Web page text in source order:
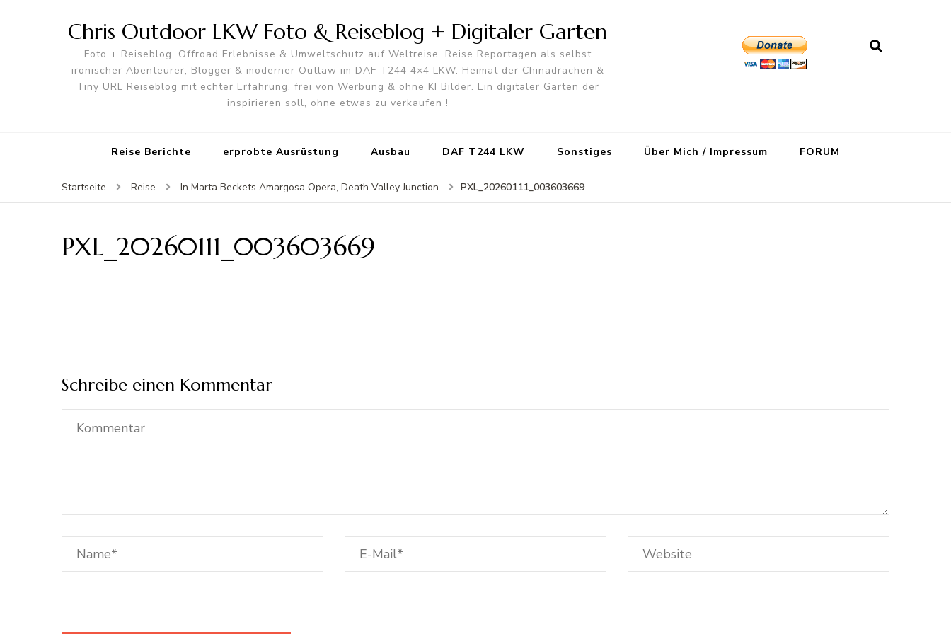
Chris Outdoor LKW Foto & Reiseblog + Digitaler Garten
Foto + Reiseblog, Offroad Erlebnisse & Umweltschutz auf Weltreise. Reise Reportagen als selbst
ironischer Abenteurer, Blogger & moderner Outlaw im DAF T244 4×4 LKW. Heimat der Chinadrachen &
Tiny URL Reiseblog mit echter Erfahrung, frei von Werbung & ohne KI Bilder. Ein digitaler Garten der
inspirieren soll, ohne etwas zu verkaufen !
Reise Berichte erprobte Ausrüstung Ausbau DAF T244 LKW Sonstiges Über Mich / Impressum FORUM
Startseite Reise In Marta Beckets Amargosa Opera, Death Valley Junction PXL_20260111_003603669
PXL_20260111_003603669
Schreibe einen Kommentar